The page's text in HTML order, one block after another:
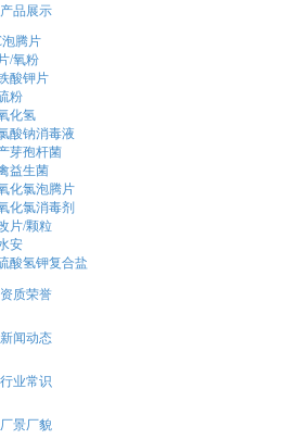
产品展示
腾片
/氧粉
酸钾片
粉
化氢
酸钠消毒液
芽孢杆菌
益生菌
化氯泡腾片
化氯消毒剂
片/颗粒
安
酸氢钾复合盐
资质荣誉
新闻动态
行业常识
厂景厂貌